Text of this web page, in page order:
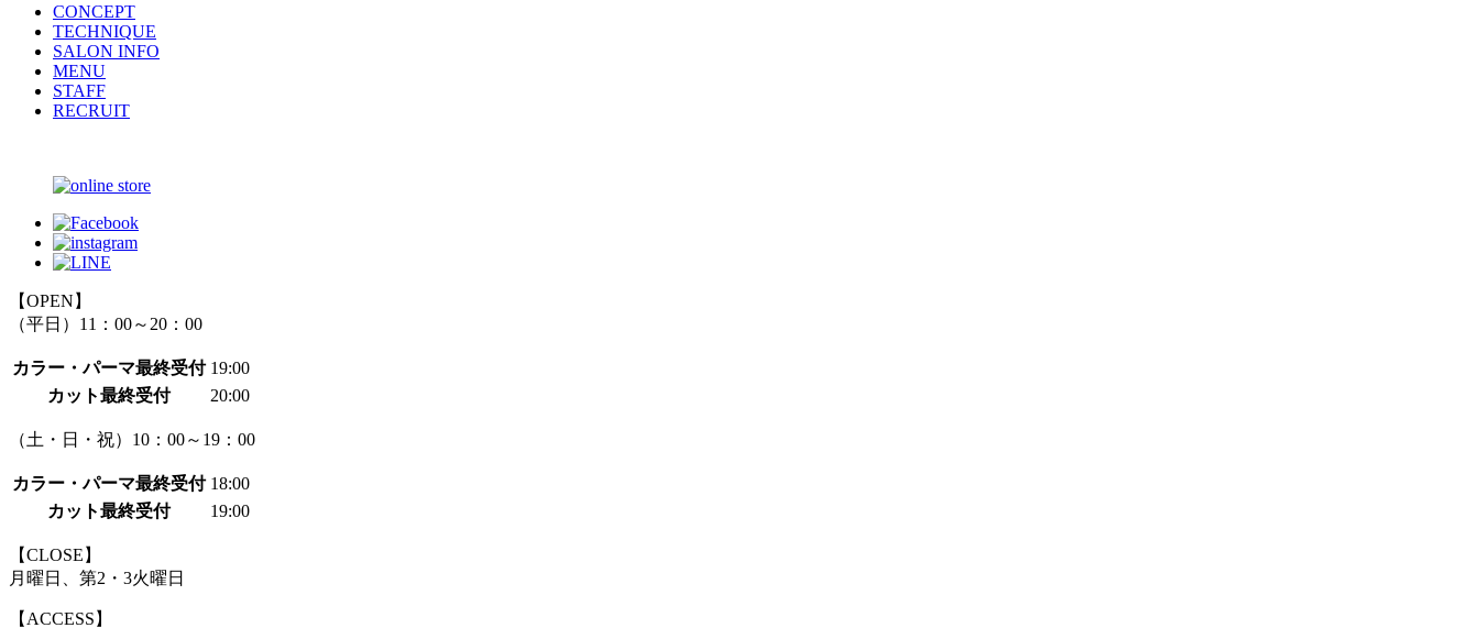
CONCEPT
TECHNIQUE
SALON INFO
MENU
STAFF
RECRUIT
【OPEN】
（平日）11：00～20：00
カラー・パーマ最終受付 19:00
カット最終受付
20:00
（土・日・祝）10：00～19：00
カラー・パーマ最終受付 18:00
カット最終受付
19:00
【CLOSE】
月曜日、第2・3火曜日
【ACCESS】